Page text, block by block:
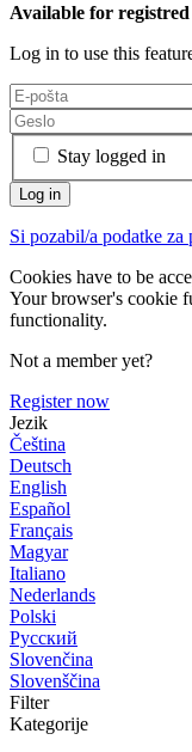
Available for
Log in to use this
Stay logged in
Si pozabil/a podatke za
Cookies have to be
Your browser's cookie
functionality.
Not a member yet?
Register now
Jezik
Čeština
Deutsch
English
Español
Français
Magyar
Italiano
Nederlands
Polski
Русский
Slovenčina
Slovenščina
Filter
Kategorije